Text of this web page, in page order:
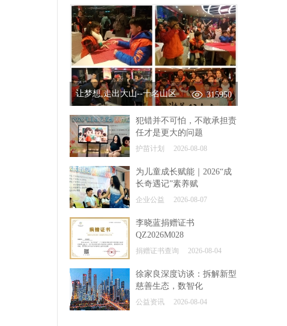
315950
让梦想,走出大山--十名山区
犯错并不可怕，不敢承担责
任才是更大的问题
护苗计划 2026-08-08
为儿童成长赋能｜2026“成
长奇遇记”素养赋
企业公益 2026-08-07
李晓蓝捐赠证书
QZ2026M028
捐赠证书查询 2026-08-04
徐家良深度访谈：拆解新型
慈善生态，数智化
公益资讯 2026-08-04